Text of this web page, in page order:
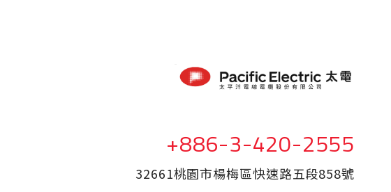
+886-3-420-2555
32661桃園市楊梅區快速路五段858號